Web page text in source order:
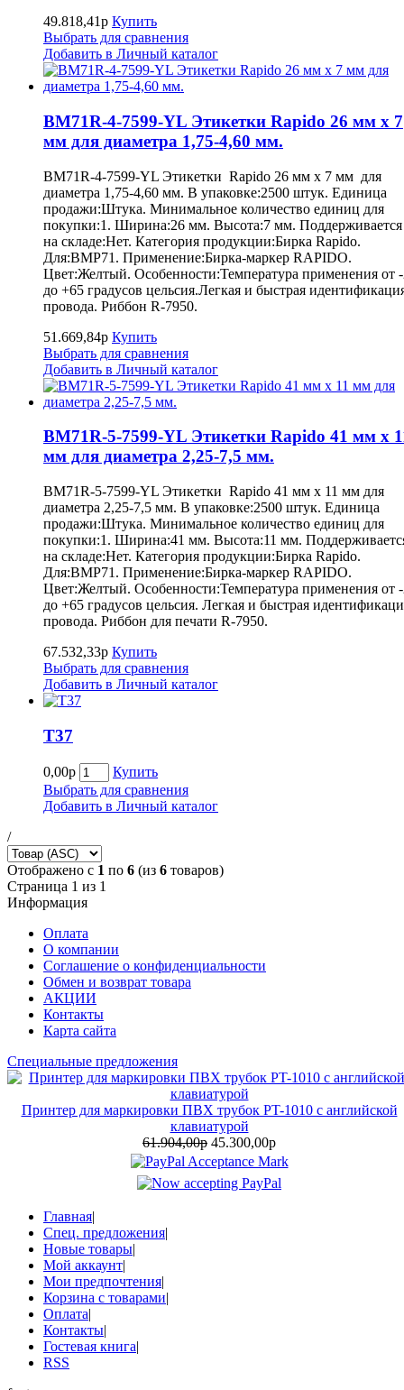
49.818,41р Купить
Выбрать для сравнения
Добавить в Личный каталог
BM71R-4-7599-YL Этикетки Rapido 26 мм х 7
мм для диаметра 1,75-4,60 мм.
BM71R-4-7599-YL Этикетки Rapido 26 мм х 7 мм для
диаметра 1,75-4,60 мм. В упаковке:2500 штук. Единица
продажи:Штука. Минимальное количество единиц для
покупки:1. Ширина:26 мм. Высота:7 мм. Поддерживается
на складе:Нет. Категория продукции:Бирка Rapido.
Для:BMP71. Применение:Бирка-маркер RAPIDO.
Цвет:Желтый. Особенности:Температура применения от
до +65 градусов цельсия.Легкая и быстрая
провода. Риббон R-7950.
51.669,84р Купить
Выбрать для сравнения
Добавить в Личный каталог
BM71R-5-7599-YL Этикетки Rapido 41 мм х
мм для диаметра 2,25-7,5 мм.
BM71R-5-7599-YL Этикетки Rapido 41 мм х 11 мм для
диаметра 2,25-7,5 мм. В упаковке:2500 штук. Единица
продажи:Штука. Минимальное количество единиц для
покупки:1. Ширина:41 мм. Высота:11 мм.
на складе:Нет. Категория продукции:Бирка Rapido.
Для:BMP71. Применение:Бирка-маркер RAPIDO.
Цвет:Желтый. Особенности:Температура применения от
до +65 градусов цельсия. Легкая и быстрая
провода. Риббон для печати R-7950.
67.532,33р Купить
Выбрать для сравнения
Добавить в Личный каталог
Т37
0,00р
Купить
Выбрать для сравнения
Добавить в Личный каталог
/
Отображено с 1 по 6 (из 6 товаров)
Страница 1 из 1
Информация
Оплата
О компании
Соглашение о конфиденциальности
Обмен и возврат товара
АКЦИИ
Контакты
Карта сайта
Специальные предложения
Принтер для маркировки ПВХ трубок PT-1010 с английской
клавиатурой
61.904,00р 45.300,00р
Главная|
Спец. предложения|
Новые товары|
Мой аккаунт|
Мои предпочтения|
Корзина с товарами|
Оплата|
Контакты|
Гостевая книга|
RSS